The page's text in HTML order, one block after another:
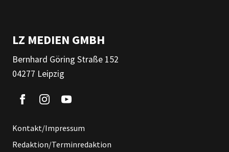
LZ MEDIEN GMBH
Bernhard Göring Straße 152
04277 Leipzig
Kontakt/Impressum
Redaktion/Terminredaktion